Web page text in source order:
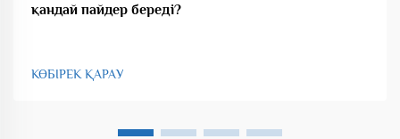
қандай пайдер береді?
КӨБІРЕК ҚАРАУ